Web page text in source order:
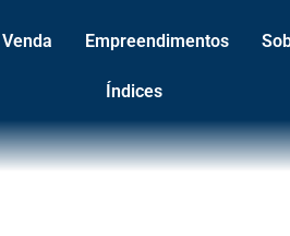
Venda Empreendimentos
Índices